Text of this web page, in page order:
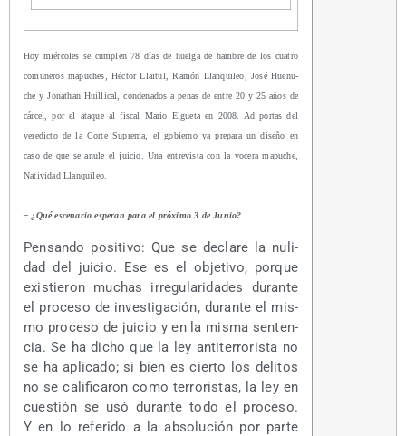
Hoy miér­co­les se cum­plen 78 días de huel­ga de ham­bre de los cua­tro
comu­ne­ros mapu­ches, Héc­tor Llai­tul, Ramón Llan­qui­leo, José Hue­nu­
che y Jonathan Hui­lli­cal, con­de­na­dos a penas de entre 20 y 25 años de
cár­cel, por el ata­que al fis­cal Mario Elgue­ta en 2008. Ad por­tas del
vere­dic­to de la Cor­te Supre­ma, el gobierno ya pre­pa­ra un dise­ño en
caso de que se anu­le el jui­cio. Una entre­vis­ta con la voce­ra mapu­che,
Nati­vi­dad Llanquileo.
– ¿Qué esce­na­rio espe­ran para el pró­xi­mo 3 de Junio?
Pen­san­do posi­ti­vo: Que se decla­re la nuli­
dad del jui­cio. Ese es el obje­ti­vo, por­que
exis­tie­ron muchas irre­gu­la­ri­da­des duran­te
el pro­ce­so de inves­ti­ga­ción, duran­te el mis­
mo pro­ce­so de jui­cio y en la mis­ma sen­ten­
cia. Se ha dicho que la ley anti­te­rro­ris­ta no
se ha apli­ca­do; si bien es cier­to los deli­tos
no se cali­fi­ca­ron como terro­ris­tas, la ley en
cues­tión se usó duran­te todo el pro­ce­so.
Y en lo refe­ri­do a la abso­lu­ción por par­te